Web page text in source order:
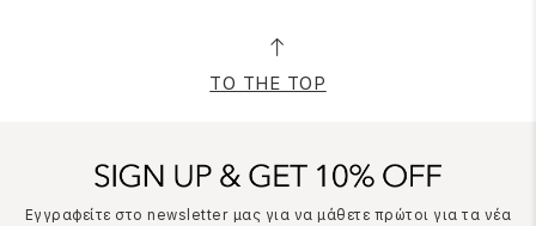
TO THE TOP
Εγγραφείτε στο newsletter μας για να μάθετε πρώτοι για τα νέα